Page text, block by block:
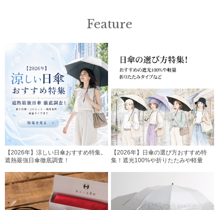
Feature
【2026年】涼しい日傘おすすめ特集。
遮熱最強日傘徹底調査！
【2026年】日傘の選び方おすすめ特
集！遮光100%や折りたたみや軽量